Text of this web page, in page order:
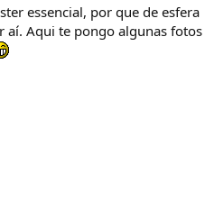
essencial, por que de esfera
aí. Aqui te pongo algunas fotos